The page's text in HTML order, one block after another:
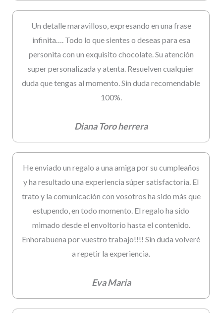
Un detalle maravilloso, expresando en una frase
infinita…. Todo lo que sientes o deseas para esa
personita con un exquisito chocolate. Su atención
super personalizada y atenta. Resuelven cualquier
duda que tengas al momento. Sin duda recomendable
100%.
Diana Toro herrera
He enviado un regalo a una amiga por su cumpleaños
y ha resultado una experiencia súper satisfactoria. El
trato y la comunicación con vosotros ha sido más que
estupendo, en todo momento. El regalo ha sido
mimado desde el envoltorio hasta el contenido.
Enhorabuena por vuestro trabajo!!!! Sin duda volveré
a repetir la experiencia.
Eva Maria